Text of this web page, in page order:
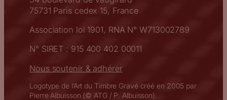
75731 Paris cedex 15, France
Association loi 1901, RNA N° W713002789
N° SIRET : 915 400 402 00011
Nous soutenir & adhérer
Logotype de l’Art du Timbre Gravé créé en 2005 par
Pierre Albuisson (© ATG / P. Albuisson).